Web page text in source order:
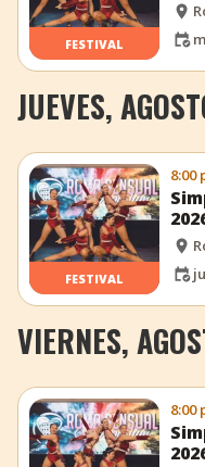
FESTIVAL
JUEVES,
FESTIVAL
8:00
VIERNES,
8:00